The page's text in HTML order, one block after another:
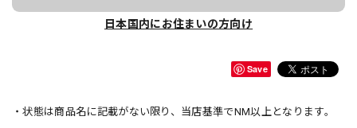
日本国内にお住まいの方向け
Save
・状態は商品名に記載がない限り、当店基準でNM以上となります。